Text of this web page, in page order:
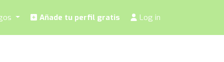
Añade tu perfil gratis Log in